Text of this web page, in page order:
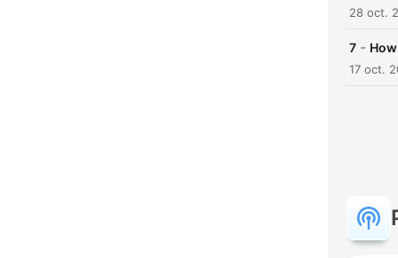
28 oct.
7 -
17 oct.